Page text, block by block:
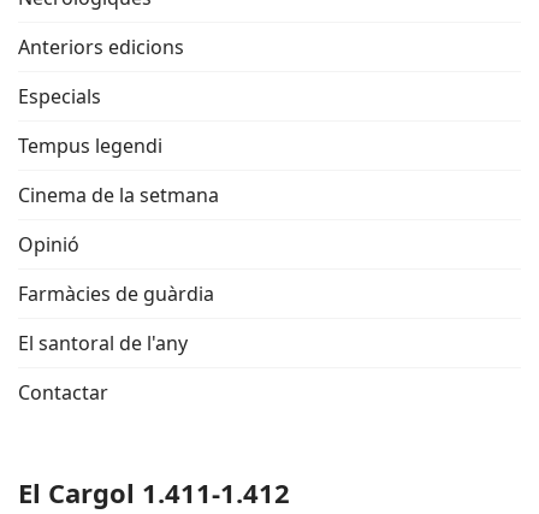
Anteriors edicions
Especials
Tempus legendi
Cinema de la setmana
Opinió
Farmàcies de guàrdia
El santoral de l'any
Contactar
El Cargol 1.411-1.412